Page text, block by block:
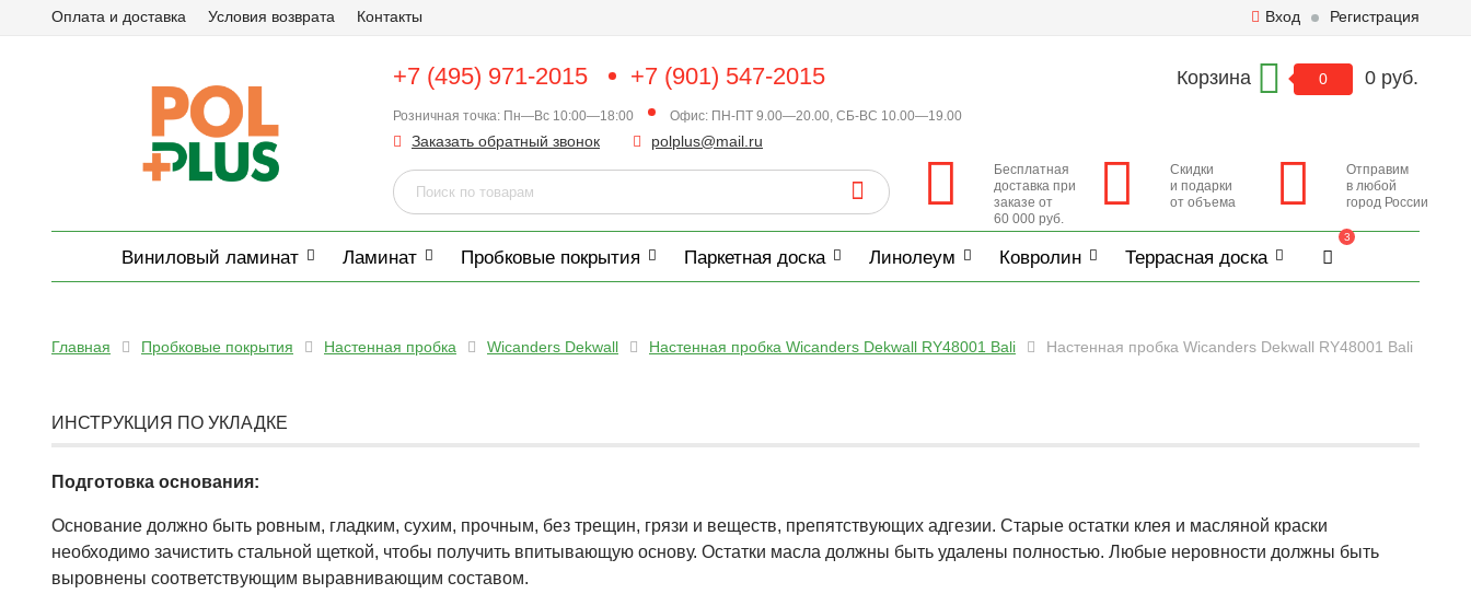
Оплата и доставка Условия возврата Контакты Вход Регистрация
+7 (495) 971-2015 +7 (901) 547-2015
Розничная точка: Пн—Вс 10:00—18:00 Офис: ПН-ПТ 9.00—20.00, СБ-ВС 10.00—19.00
Заказать обратный звонок polplus@mail.ru
Корзина 0 0 руб.
Бесплатная
доставка при
заказе от
60 000 руб.
Скидки
и подарки
от объема
Отправим
в любой
город России
Виниловый ламинат Ламинат Пробковые покрытия Паркетная доска Линолеум Ковролин Террасная доска
3
Главная Пробковые покрытия Настенная пробка Wicanders Dekwall Настенная пробка Wicanders Dekwall RY48001 Bali Настенная пробка Wicanders Dekwall RY48001 Bali
ИНСТРУКЦИЯ ПО УКЛАДКЕ
Подготовка основания:
Основание должно быть ровным, гладким, сухим, прочным, без трещин, грязи и веществ, препятствующих адгезии. Старые остатки клея и масляной краски
необходимо зачистить стальной щеткой, чтобы получить впитывающую основу. Остатки масла должны быть удалены полностью. Любые неровности должны быть
выровнены соответствующим выравнивающим составом.